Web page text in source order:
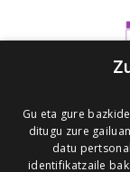
Gu eta gure
ditugu zure
datu
identifikatzaile